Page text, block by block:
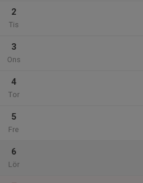
2
Tis
3
Ons
4
Tor
5
Fre
6
Lör